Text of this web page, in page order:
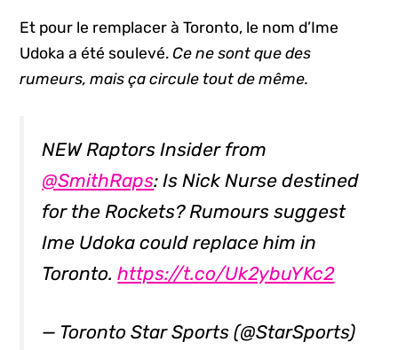
Et pour le remplacer à Toronto, le nom d’Ime
Udoka a été soulevé.Ce ne sont que des
rumeurs, mais ça circule tout de même.
NEW Raptors Insider from
@SmithRaps: Is Nick Nurse destined
for the Rockets? Rumours suggest
Ime Udoka could replace him in
Toronto.https://t.co/Uk2ybuYKc2
— Toronto Star Sports (@StarSports)